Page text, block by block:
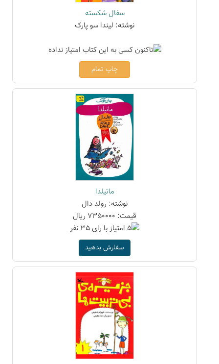
سفال شکسته
نوشته: لیندا سو پارک
چاپ تمام
ماتیلدا
نوشته: رولد دال
قیمت: 7350000 ریال
سفارش بدهید